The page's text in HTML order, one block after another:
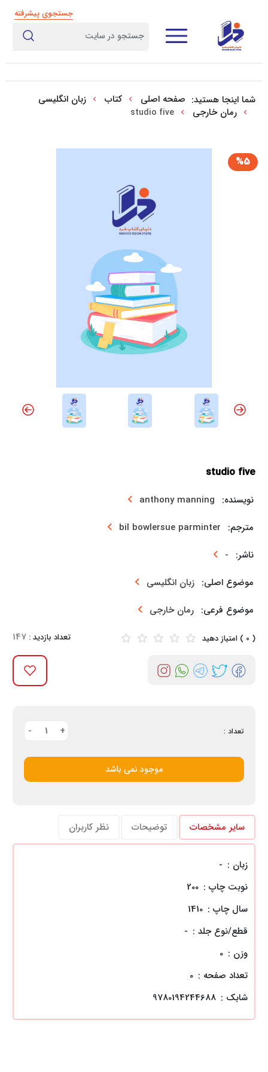
جستجوی پیشرفته
شما اینجا هستید: صفحه اصلی کتاب
زبان انگلیسی
رمان خارجی
studio five
%5
studio five
نویسنده: anthony manning
مترجم: bil bowlersue parminter
ناشر: -
موضوع اصلی: زبان انگلیسی
موضوع فرعی: رمان خارجی
( 0 ) امتیاز دهید تعداد بازدید :147
تعداد : +
1
-
موجود نمی باشد
سایر مشخصات توضیحات نظر کاربران
زبان : -
نوبت چاپ : 200
سال چاپ : 1410
قطع/نوع جلد : -
وزن : 0
تعداد صفحه : 0
شابک : 9780194244688